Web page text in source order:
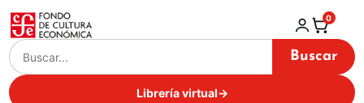
Buscar
Librería virtual→
0